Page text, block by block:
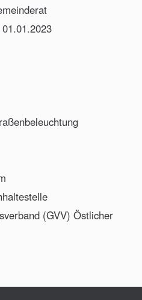
(GVV) Östlicher